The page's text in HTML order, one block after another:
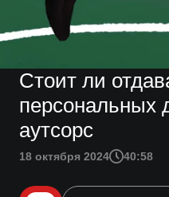
Стоит ли
персональных
аутсорс
18 октября 2024 40:58